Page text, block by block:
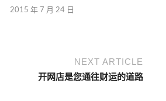
2015 年 7 月 24 日
NEXT ARTICLE
开网店是您通往财运的道路